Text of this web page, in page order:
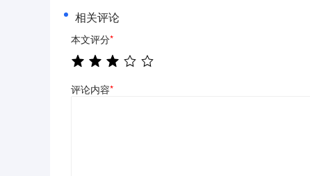
相关评论
本文评分*
评论内容*